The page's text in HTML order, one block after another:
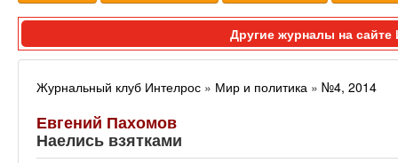
Другие журналы на
Журнальный клуб Интелрос » Мир и политика » №4, 2014
Евгений Пахомов
Наелись взятками